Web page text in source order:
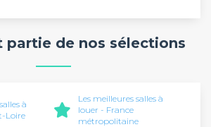
partie de nos sélections
à
Loire
Les meilleures salles à
louer - France
métropolitaine